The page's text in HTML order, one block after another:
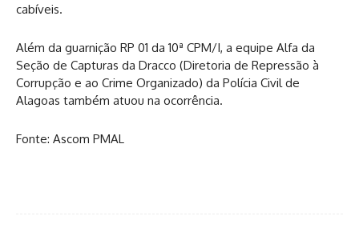
cabíveis.
Além da guarnição RP 01 da 10ª CPM/I, a equipe Alfa da
Seção de Capturas da Dracco (Diretoria de Repressão à
Corrupção e ao Crime Organizado) da Polícia Civil de
Alagoas também atuou na ocorrência.
Fonte: Ascom PMAL